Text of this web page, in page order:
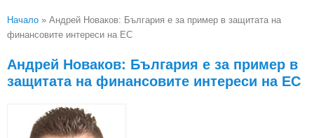
Вие сте тук
Начало » Андрей Новаков: България е за пример в защитата на
финансовите интереси на ЕС
Андрей Новаков: България е за пример в
защитата на финансовите интереси на ЕС